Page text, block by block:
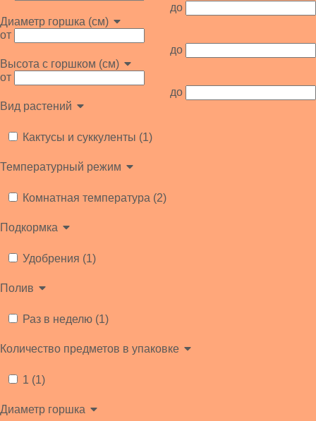
до
Диаметр горшка (см)
от
до
Высота с горшком (см)
от
до
Вид растений
Кактусы и суккуленты (1)
Температурный режим
Комнатная температура (2)
Подкормка
Удобрения (1)
Полив
Раз в неделю (1)
Количество предметов в упаковке
1 (1)
Диаметр горшка